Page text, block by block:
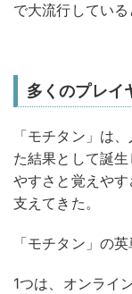
で大流行している
多くのプレイ
「モチタン」は
た結果として誕
やすさと覚えや
支えてきた。
「モチタン」の
1つは、オンライ